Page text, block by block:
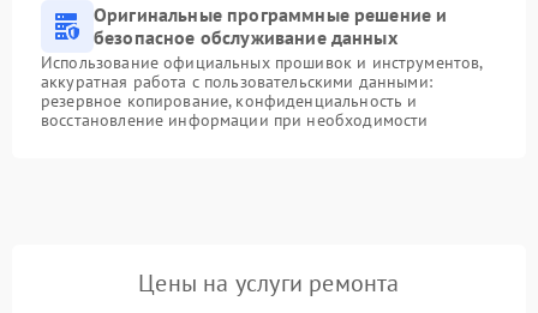
Оригинальные программные решение и
безопасное обслуживание данных
Использование официальных прошивок и инструментов,
аккуратная работа с пользовательскими данными:
резервное копирование, конфиденциальность и
восстановление информации при необходимости
Цены на услуги ремонта